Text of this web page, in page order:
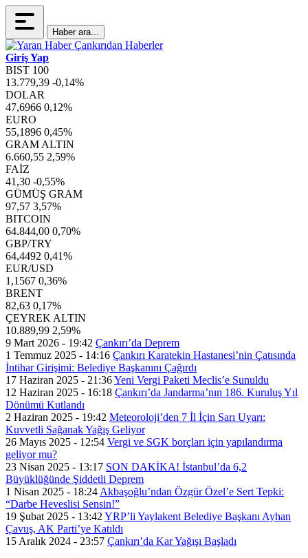
Haber ara...
Giriş Yap
BIST 100
13.779,39 -0,14%
DOLAR
47,6966 0,12%
EURO
55,1896 0,45%
GRAM ALTIN
6.660,55 2,59%
FAİZ
41,30 -0,55%
GÜMÜŞ GRAM
97,57 3,57%
BITCOIN
64.844,00 0,70%
GBP/TRY
64,4492 0,41%
EUR/USD
1,1567 0,36%
BRENT
82,63 0,17%
ÇEYREK ALTIN
10.889,99 2,59%
9 Mart 2026 - 19:42 Çankırı’da Deprem
1 Temmuz 2025 - 14:16 Çankırı Karatekin Hastanesi’nin Çatısında
İntihar Girişimi: Belediye Başkanını Çağırdı
17 Haziran 2025 - 21:36Yeni Vergi Paketi Meclis’e Sunuldu
12 Haziran 2025 - 16:18 Çankırı’da Jandarma’nın 186. Kuruluş Yıl
Dönümü Kutlandı
2 Haziran 2025 - 19:42 Meteoroloji’den 7 İl İçin Sarı Uyarı:
Kuvvetli Sağanak Yağış Geliyor
26 Mayıs 2025 - 12:54 Vergi ve SGK borçları için yapılandırma
geliyor mu?
23 Nisan 2025 - 13:17 SON DAKİKA! İstanbul’da 6,2
Büyüklüğünde Şiddetli Deprem
1 Nisan 2025 - 18:24 Akbaşoğlu’ndan Özgür Özel’e Sert Tepki:
“Darbe Heveslisi Sensin!”
19 Şubat 2025 - 13:42 YRP’li Yaylakent Belediye Başkanı Ayhan
Çavuş, AK Parti’ye Katıldı
15 Aralık 2024 - 23:57 Çankırı’da Kar Yağışı Başladı